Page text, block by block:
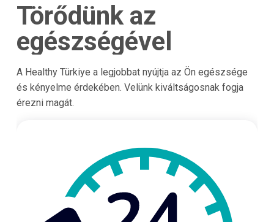
Törődünk az
egészségével
A Healthy Türkiye a legjobbat nyújtja az Ön egészsége
és kényelme érdekében. Velünk kiváltságosnak fogja
érezni magát.